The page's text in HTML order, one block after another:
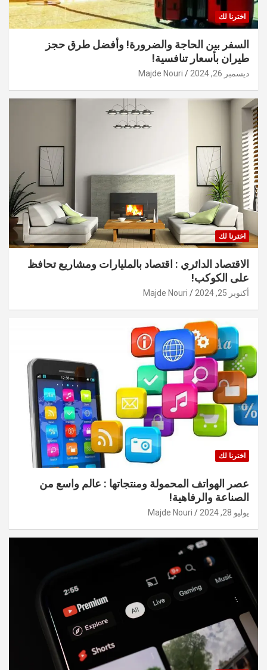
اخترنا لك
السفر بين الحاجة والضرورة! وأفضل طرق حجز
طيران بأسعار تنافسية!
ديسمبر 26, 2024 Majde Nouri
اخترنا لك
الاقتصاد الدائري : اقتصاد بالمليارات ومشاريع تحافظ
على الكوكب!
أكتوبر 25, 2024 Majde Nouri
اخترنا لك
عصر الهواتف المحمولة ومنتجاتها : عالم واسع من
الصناعة والرفاهية!
يوليو 28, 2024 Majde Nouri